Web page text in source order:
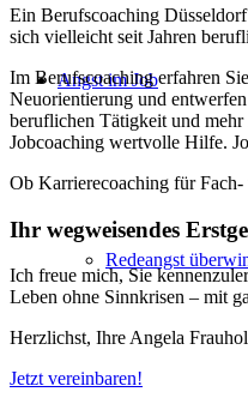
Angst im Job
Redeangst
Ein Berufscoaching
sich vielleicht seit Jahren
Im Berufscoaching erfahren
Neuorientierung und
beruflichen Tätigkeit und
Jobcoaching wertvolle Hilfe.
Ob Karrierecoaching für
Ihr wegweisendes
Ich freue mich, Sie
Leben ohne Sinnkrisen – mit
Herzlichst, Ihre Angela
Jetzt vereinbaren!